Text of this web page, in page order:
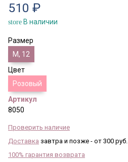
510 ₽
store В наличии
Размер
M, 12
Цвет
Розовый
Артикул
8050
Проверить наличие
Доставка завтра и позже - от 300 руб.
100% гарантия возврата